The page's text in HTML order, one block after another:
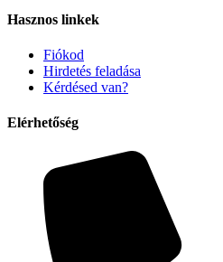
Hasznos linkek
Fiókod
Hirdetés feladása
Kérdésed van?
Elérhetőség